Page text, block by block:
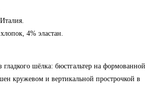
4% эластан.
шёлка: бюстгальтер на формованной
кружевом и вертикальной прострочкой в